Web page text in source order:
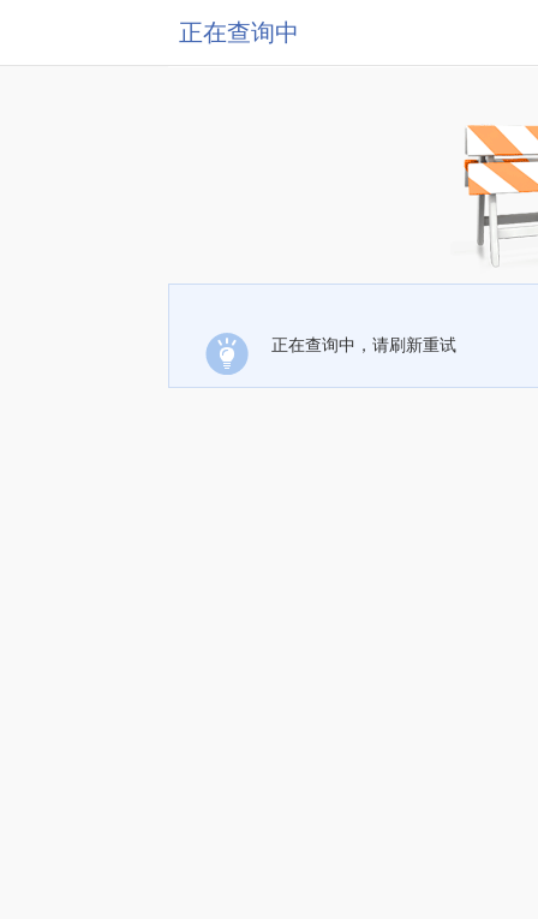
正在查询中
正在查询中，请刷新重试